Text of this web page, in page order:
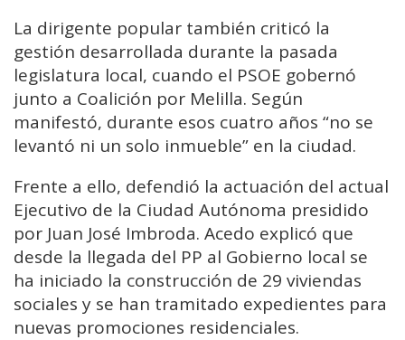
La dirigente popular también criticó la
gestión desarrollada durante la pasada
legislatura local, cuando el PSOE gobernó
junto a Coalición por Melilla. Según
manifestó, durante esos cuatro años “no se
levantó ni un solo inmueble” en la ciudad.
Frente a ello, defendió la actuación del actual
Ejecutivo de la Ciudad Autónoma presidido
por Juan José Imbroda. Acedo explicó que
desde la llegada del PP al Gobierno local se
ha iniciado la construcción de 29 viviendas
sociales y se han tramitado expedientes para
nuevas promociones residenciales.